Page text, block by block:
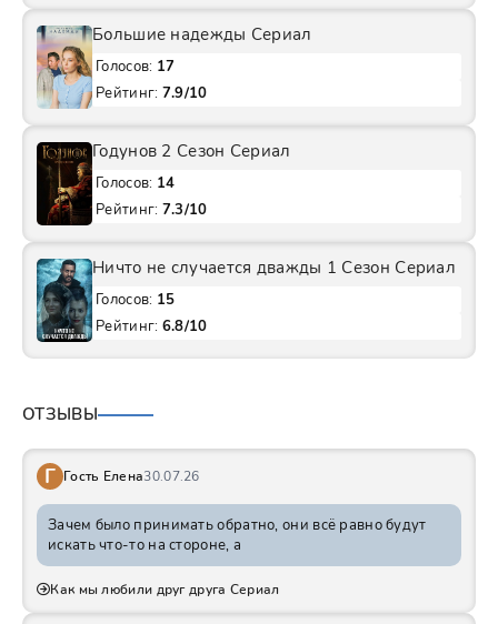
Большие надежды Сериал
Голосов: 17
Рейтинг: 7.9/10
Годунов 2 Сезон Сериал
Голосов: 14
Рейтинг: 7.3/10
Ничто не случается дважды 1 Сезон Сериал
Голосов: 15
Рейтинг: 6.8/10
ОТЗЫВЫ
Г Гость Елена30.07.26
Зачем было принимать обратно, они всё равно будут
искать что-то на стороне, а
Как мы любили друг друга Сериал